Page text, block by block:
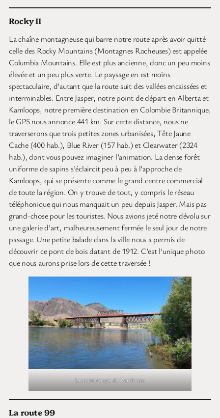
Rocky II
La chaîne montagneuse qui barre notre route après avoir quitté
celle des Rocky Mountains (Montagnes Rocheuses) est appelée
Columbia Mountains. Elle est plus ancienne, donc un peu moins
élevée et un peu plus verte. Le paysage en est moins
spectaculaire, d’autant que la route suit des vallées encaissées et
interminables. Entre Jasper, notre point de départ en Alberta et
Kamloops, notre première destination en Colombie Britannique,
le GPS nous annonce 441 km. Sur cette distance, nous ne
traverserons que trois petites zones urbanisées, Tête Jaune
Cache (400 hab.), Blue River (157 hab.) et Clearwater (2324
hab.), dont vous pouvez imaginer l’animation. La dense forêt
uniforme de sapins s’éclaircit peu à peu à l’approche de
Kamloops, qui se présente comme le grand centre commercial
de toute la région. On y trouve de tout, y compris le réseau
téléphonique qui nous manquait un peu depuis Jasper. Mais pas
grand-chose pour les touristes. Nous avions jeté notre dévolu sur
une galerie d’art, malheureusement fermée le seul jour de notre
passage. Une petite balade dans la ville nous a permis de
découvrir ce pont de bois datant de 1912. C’est l’unique photo
que nous aurons prise lors de cette traversée !
Le pont rouge de Kamloops
La route 99